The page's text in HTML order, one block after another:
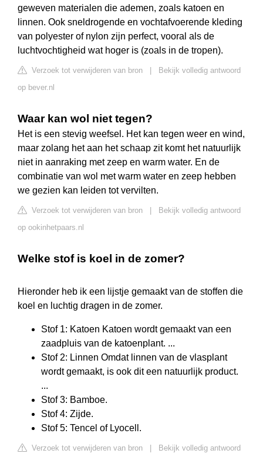
geweven materialen die ademen, zoals katoen en
linnen. Ook sneldrogende en vochtafvoerende kleding
van polyester of nylon zijn perfect, vooral als de
luchtvochtigheid wat hoger is (zoals in de tropen).
Verzoek tot verwijderen van bron
Bekijk volledig antwoord
op bever.nl
Waar kan wol niet tegen?
Het is een stevig weefsel. Het kan tegen weer en wind,
maar zolang het aan het schaap zit komt het natuurlijk
niet in aanraking met zeep en warm water. En de
combinatie van wol met warm water en zeep hebben
we gezien kan leiden tot vervilten.
Verzoek tot verwijderen van bron
Bekijk volledig antwoord
op ookinhetpaars.nl
Welke stof is koel in de zomer?
Hieronder heb ik een lijstje gemaakt van de stoffen die
koel en luchtig dragen in de zomer.
Stof 1: Katoen Katoen wordt gemaakt van een
zaadpluis van de katoenplant. ...
Stof 2: Linnen Omdat linnen van de vlasplant
wordt gemaakt, is ook dit een natuurlijk product.
...
Stof 3: Bamboe.
Stof 4: Zijde.
Stof 5: Tencel of Lyocell.
Verzoek tot verwijderen van bron
Bekijk volledig antwoord